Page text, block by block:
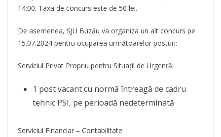
14:00. Taxa de concurs este de 50 lei.
De asemenea, SJU Buzău va organiza un alt concurs pe
15.07.2024 pentru ocuparea următoarelor posturi:
Serviciul Privat Propriu pentru Situații de Urgență:
1 post vacant cu normă întreagă de cadru
tehnic PSI, pe perioadă nedeterminată
Serviciul Financiar – Contabilitate: